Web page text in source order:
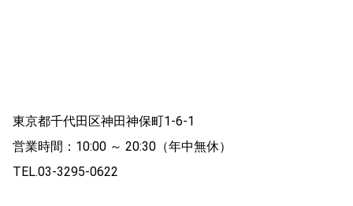
東京都千代田区神田神保町1-6-1
営業時間：10:00 ～ 20:30（年中無休）
TEL.03-3295-0622